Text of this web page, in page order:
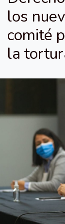
los
comité
la